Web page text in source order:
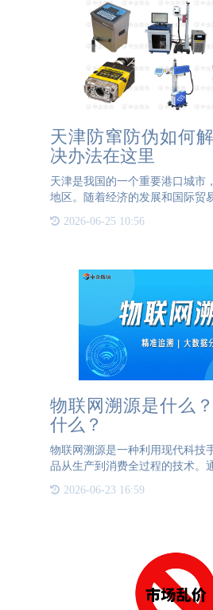
天津防窜防伪如何
决办法在这里
天津是我国的一个重要港口城市
地区。随着经济的发展和国际贸
程中，厂家或者经销商未经授权
2026-06-25 10:56
物联网溯源是什么
什么？
物联网溯源是一种利用现代科技
品从生产到消费全过程的技术。
传输数据，记录下物品的生产
2026-06-23 16:59